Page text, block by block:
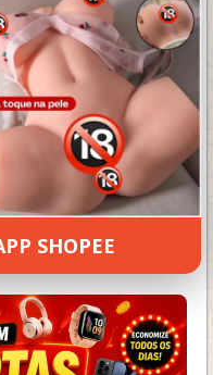
TOP
SHOPEE